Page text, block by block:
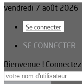
vendredi 7 août 2026
Se connecter
SE CONNECTER
Bienvenue !